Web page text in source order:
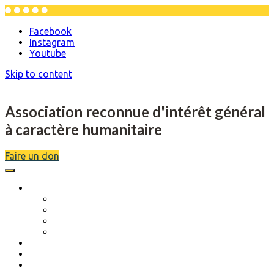
Facebook
Instagram
Youtube
Skip to content
Association reconnue d'intérêt général
à caractère humanitaire
Faire un don